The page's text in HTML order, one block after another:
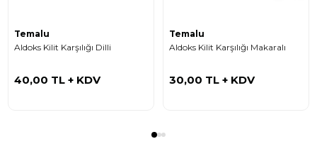
Temalu
Aldoks Kilit Karşılığı Dilli
40,00 TL + KDV
Temalu
Aldoks Kilit Karşılığı Makaralı
30,00 TL + KDV